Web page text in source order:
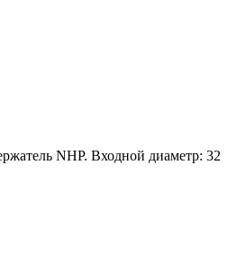
NHP. Входной диаметр: 32